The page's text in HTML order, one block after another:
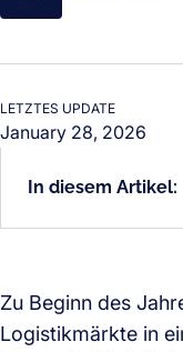
LETZTES UPDATE
January 28, 2026
In diesem Artikel:
Zu Beginn des
Logistikmärkte in